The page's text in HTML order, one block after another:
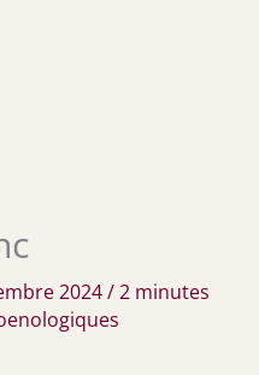
2024/2 minutes